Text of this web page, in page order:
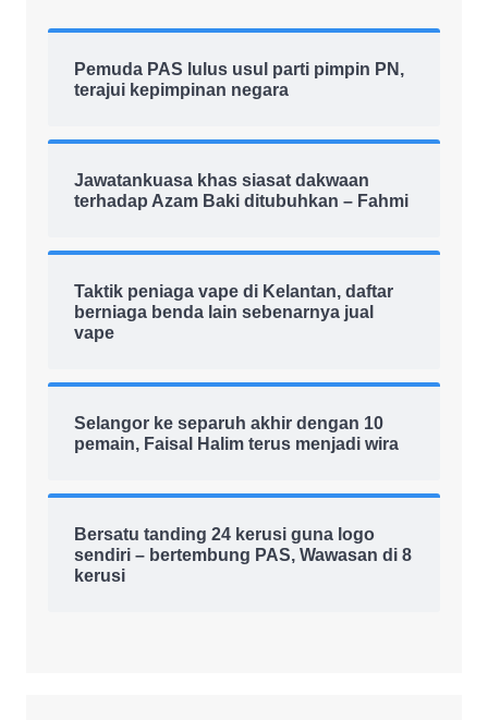
Pemuda PAS lulus usul parti pimpin PN,
terajui kepimpinan negara
Jawatankuasa khas siasat dakwaan
terhadap Azam Baki ditubuhkan – Fahmi
Taktik peniaga vape di Kelantan, daftar
berniaga benda lain sebenarnya jual
vape
Selangor ke separuh akhir dengan 10
pemain, Faisal Halim terus menjadi wira
Bersatu tanding 24 kerusi guna logo
sendiri – bertembung PAS, Wawasan di 8
kerusi